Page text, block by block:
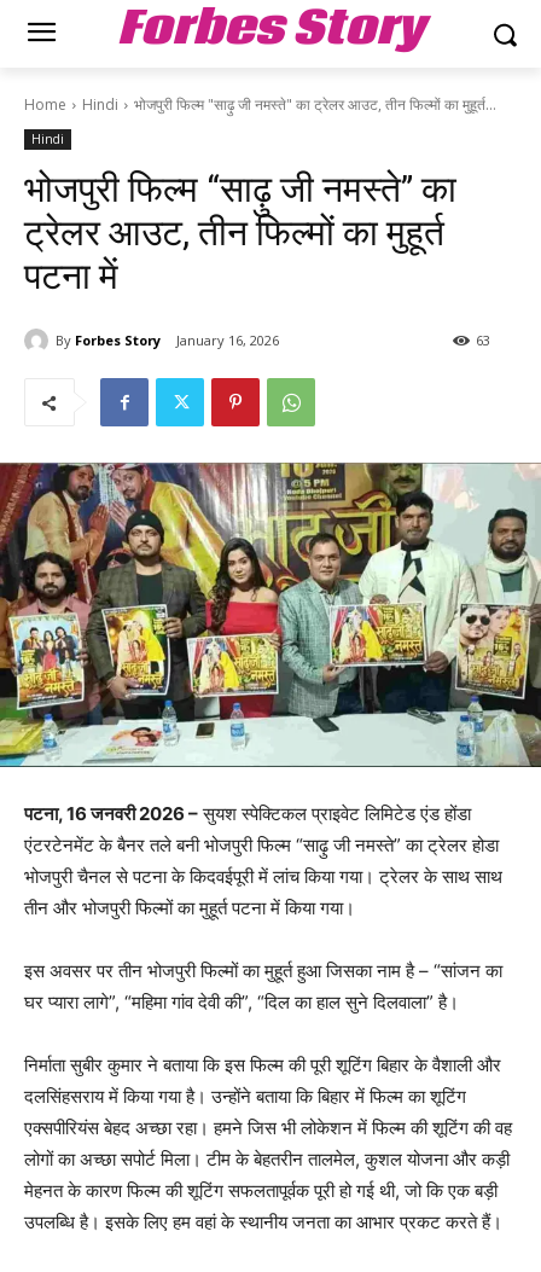
Forbes Story
Home Hindi भोजपुरी फिल्म "साढ़ु जी नमस्ते" का ट्रेलर आउट, तीन फिल्मों का मुहूर्त...
Hindi
भोजपुरी फिल्म “साढ़ु जी नमस्ते” का
ट्रेलर आउट, तीन फिल्मों का मुहूर्त
पटना में
By Forbes Story January 16, 2026 63
पटना, 16 जनवरी 2026 –सुयश स्पेक्टिकल प्राइवेट लिमिटेड एंड होंडा
एंटरटेनमेंट के बैनर तले बनी भोजपुरी फिल्म “साढ़ु जी नमस्ते” का ट्रेलर होडा
भोजपुरी चैनल से पटना के किदवईपूरी में लांच किया गया। ट्रेलर के साथ साथ
तीन और भोजपुरी फिल्मों का मुहूर्त पटना में किया गया।
इस अवसर पर तीन भोजपुरी फिल्मों का मुहूर्त हुआ जिसका नाम है – “सांजन का
घर प्यारा लागे”, “महिमा गांव देवी की”, “दिल का हाल सुने दिलवाला” है।
निर्माता सुबीर कुमार ने बताया कि इस फिल्म की पूरी शूटिंग बिहार के वैशाली और
दलसिंहसराय में किया गया है। उन्होंने बताया कि बिहार में फिल्म का शूटिंग
एक्सपीरियंस बेहद अच्छा रहा। हमने जिस भी लोकेशन में फिल्म की शूटिंग की वह
लोगों का अच्छा सपोर्ट मिला। टीम के बेहतरीन तालमेल, कुशल योजना और कड़ी
मेहनत के कारण फिल्म की शूटिंग सफलतापूर्वक पूरी हो गई थी, जो कि एक बड़ी
उपलब्धि है। इसके लिए हम वहां के स्थानीय जनता का आभार प्रकट करते हैं।